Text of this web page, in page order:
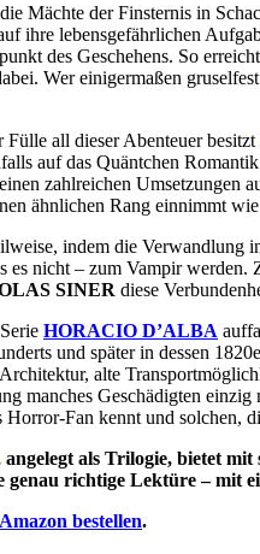
Mächte der Finsternis in
ihre lebensgefährlichen
des Geschehens. So
Wer einigermaßen
Fülle all dieser Abenteuer besitzt
auf das Quäntchen
zahlreichen Umsetzungen
ähnlichen Rang einnimmt
indem die
es nicht – zum Vampir
SINER diese
HORACIO D’ALBA
und später in dessen
alte
manches Geschädigten
Fan kennt und solchen,
angelegt als Trilogie, bietet
genau richtige Lektüre –
bestellen.